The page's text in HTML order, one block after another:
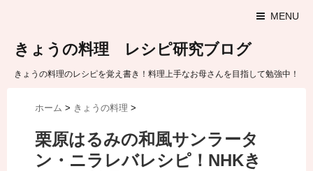
MENU
きょうの料理 レシピ研究ブログ
きょうの料理のレシピを覚え書き！料理上手なお母さんを目指して勉強中！
ホーム > きょうの料理 >
栗原はるみの和風サンラータ
ン・ニラレバレシピ！NHKき